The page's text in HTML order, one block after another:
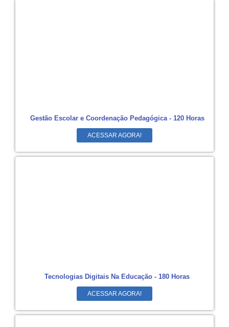
Gestão Escolar e Coordenação Pedagógica - 120 Horas
ACESSAR AGORA!
Tecnologias Digitais Na Educação - 180 Horas
ACESSAR AGORA!